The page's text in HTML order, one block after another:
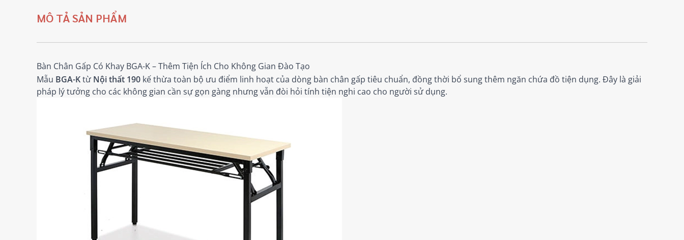
MÔ TẢ SẢN PHẨM
Bàn Chân Gấp Có Khay BGA-K – Thêm Tiện Ích Cho Không Gian Đào Tạo
Mẫu BGA-Ktừ Nội thất 190 kế thừa toàn bộ ưu điểm linh hoạt của dòng bàn chân gấp tiêu chuẩn, đồng thời bổ sung thêm ngăn chứa đồ tiện dụng. Đây là giải
pháp lý tưởng cho các không gian cần sự gọn gàng nhưng vẫn đòi hỏi tính tiện nghi cao cho người sử dụng.